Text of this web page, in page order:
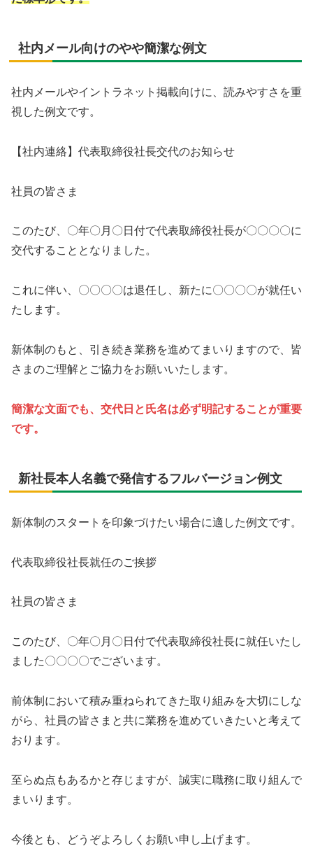
社内メール向けのやや簡潔な例文
社内メールやイントラネット掲載向けに、読みやすさを重
視した例文です。
【社内連絡】代表取締役社長交代のお知らせ
社員の皆さま
このたび、〇年〇月〇日付で代表取締役社長が〇〇〇〇に
交代することとなりました。
これに伴い、〇〇〇〇は退任し、新たに〇〇〇〇が就任い
たします。
新体制のもと、引き続き業務を進めてまいりますので、皆
さまのご理解とご協力をお願いいたします。
簡潔な文面でも、交代日と氏名は必ず明記することが重要
です。
新社長本人名義で発信するフルバージョン例文
新体制のスタートを印象づけたい場合に適した例文です。
代表取締役社長就任のご挨拶
社員の皆さま
このたび、〇年〇月〇日付で代表取締役社長に就任いたし
ました〇〇〇〇でございます。
前体制において積み重ねられてきた取り組みを大切にしな
がら、社員の皆さまと共に業務を進めていきたいと考えて
おります。
至らぬ点もあるかと存じますが、誠実に職務に取り組んで
まいります。
今後とも、どうぞよろしくお願い申し上げます。